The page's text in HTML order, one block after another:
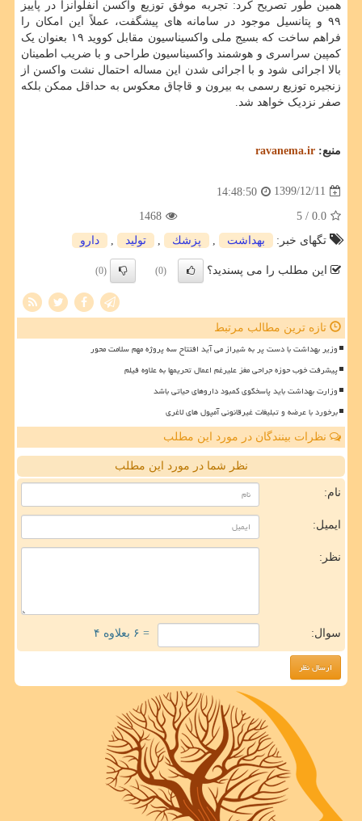
همین طور تصریح کرد: تجربه موفق توزیع واکسن آنفلوانزا در پاییز
۹۹ و پتانسیل موجود در سامانه های پیشگفت، عملاً این امکان را
فراهم ساخت که بسیج ملی واکسیناسیون مقابل کووید ۱۹ بعنوان یک
کمپین سراسری و هوشمند واکسیناسیون طراحی و با ضریب اطمینان
بالا اجرائی شود و با اجرائی شدن این مساله احتمال نشت واکسن از
زنجیره توزیع رسمی به بیرون و قاچاق معکوس به حداقل ممکن بلکه
صفر نزدیک خواهد شد.
منبع: ravanema.ir
1399/12/11
14:48:50
0.0
/ 5
1468
تگهای خبر:
بهداشت پزشك تولید دارو
این مطلب را می پسندید؟ (0)
(0)
تازه ترین مطالب مرتبط
وزیر بهداشت با دست پر به شیراز می آید افتتاح سه پروژه مهم سلامت محور
پیشرفت خوب حوزه جراحی مغز علیرغم اعمال تحریمها به علاوه فیلم
وزارت بهداشت باید پاسخگوی کمبود داروهای حیاتی باشد
برخورد با عرضه و تبلیغات غیرقانونی آمپول های لاغری
نظرات بینندگان در مورد این مطلب
نظر شما در مورد این مطلب
نام:
ایمیل:
نظر:
سوال: = ۶ بعلاوه ۴